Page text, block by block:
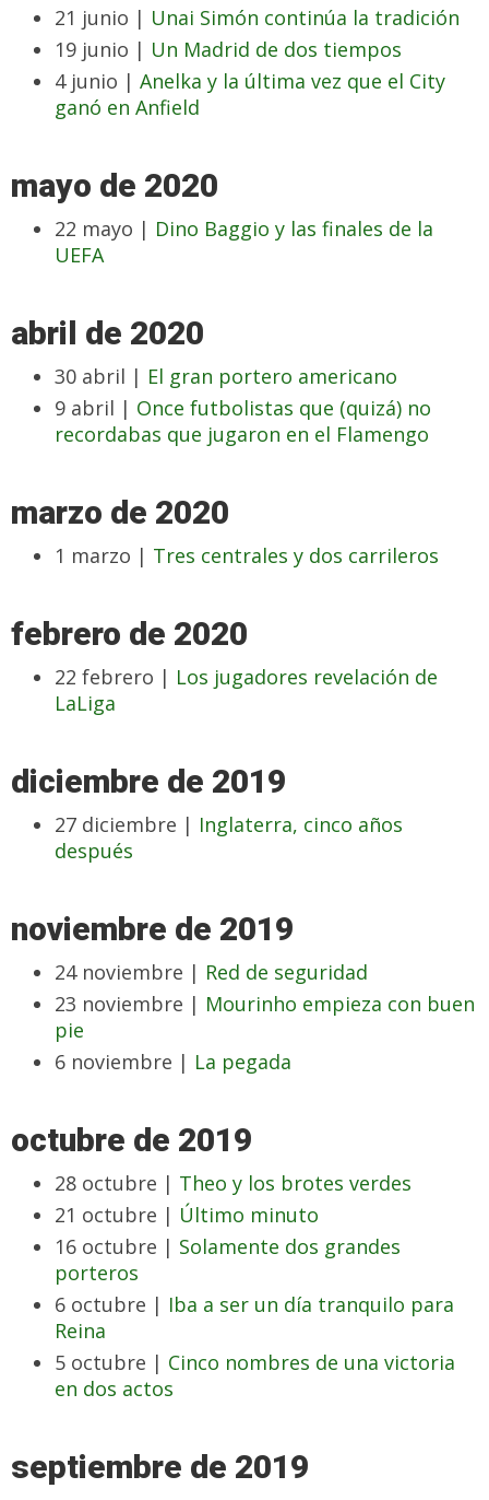
21 junio | Unai Simón continúa la tradición
19 junio | Un Madrid de dos tiempos
4 junio | Anelka y la última vez que el City
ganó en Anfield
mayo de 2020
22 mayo | Dino Baggio y las finales de la
UEFA
abril de 2020
30 abril | El gran portero americano
9 abril | Once futbolistas que (quizá) no
recordabas que jugaron en el Flamengo
marzo de 2020
1 marzo | Tres centrales y dos carrileros
febrero de 2020
22 febrero | Los jugadores revelación de
LaLiga
diciembre de 2019
27 diciembre | Inglaterra, cinco años
después
noviembre de 2019
24 noviembre | Red de seguridad
23 noviembre | Mourinho empieza con buen
pie
6 noviembre | La pegada
octubre de 2019
28 octubre | Theo y los brotes verdes
21 octubre | Último minuto
16 octubre | Solamente dos grandes
porteros
6 octubre | Iba a ser un día tranquilo para
Reina
5 octubre | Cinco nombres de una victoria
en dos actos
septiembre de 2019